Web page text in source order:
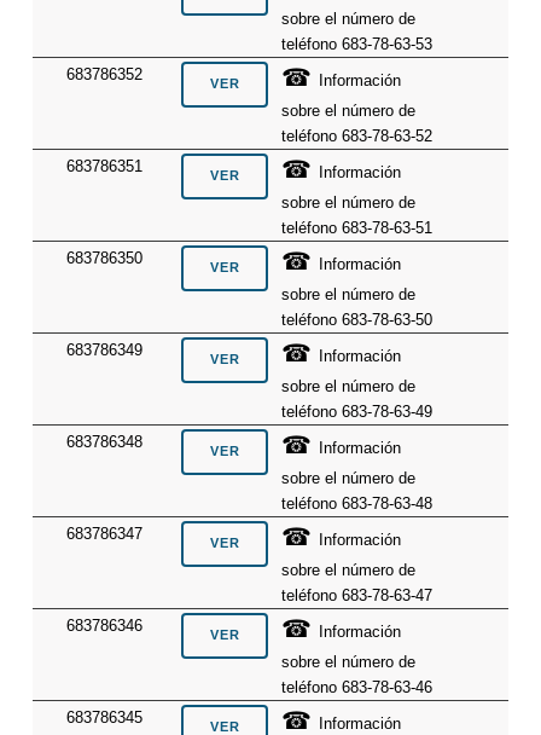
sobre el número de
teléfono 683-78-63-53
683786352
☎
Información
sobre el número de
teléfono 683-78-63-52
683786351
☎
Información
sobre el número de
teléfono 683-78-63-51
683786350
☎
Información
sobre el número de
teléfono 683-78-63-50
683786349
☎
Información
sobre el número de
teléfono 683-78-63-49
683786348
☎
Información
sobre el número de
teléfono 683-78-63-48
683786347
☎
Información
sobre el número de
teléfono 683-78-63-47
683786346
☎
Información
sobre el número de
teléfono 683-78-63-46
683786345
☎
Información